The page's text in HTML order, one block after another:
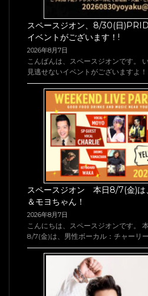
スペースジオン、8/30(日
イベントがございます！!
2026年8月7日
こんばんは、スペースジオンです。
見逃せないイベントがございますよ！
スペースジオン 本日8/7(金)は
＆モヨちゃん！
2026年8月7日
こんにちは、スペースジオンです。
8/7(金)は、男性ボーカル：チャーリー